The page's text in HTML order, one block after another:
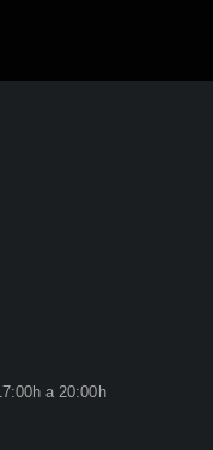
a 20:00h